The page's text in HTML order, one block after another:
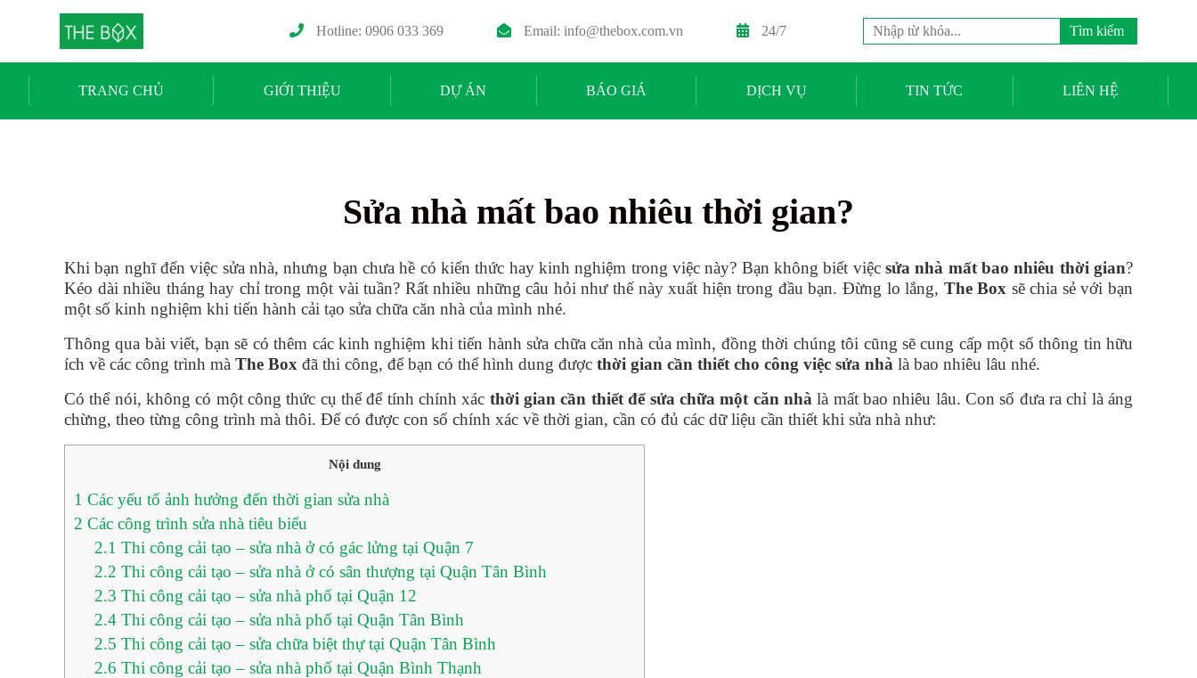
Hotline: 0906 033 369 Email:info@thebox.com.vn 24/7
Tìm
kiếm
cho:
TRANG CHỦ
GIỚI THIỆU DỰ ÁN BÁO GIÁ DỊCH VỤ TIN TỨC LIÊN HỆ
Sửa nhà mất bao nhiêu thời gian?
Khi bạn nghĩ đến việc sửa nhà, nhưng bạn chưa hề có kiến thức hay kinh nghiệm trong việc này? Bạn không biết việc sửa nhà mất bao nhiêu thời gian?
Kéo dài nhiều tháng hay chỉ trong một vài tuần? Rất nhiều những câu hỏi như thế này xuất hiện trong đầu bạn. Đừng lo lắng, The Box sẽ chia sẻ với bạn
một số kinh nghiệm khi tiến hành cải tạo sửa chữa căn nhà của mình nhé.
Thông qua bài viết, bạn sẽ có thêm các kinh nghiệm khi tiến hành sửa chữa căn nhà của mình, đồng thời chúng tôi cũng sẽ cung cấp một số thông tin hữu
ích về các công trình mà The Box đã thi công, để bạn có thể hình dung được thời gian cần thiết cho công việc sửa nhà là bao nhiêu lâu nhé.
Có thể nói, không có một công thức cụ thể để tính chính xác thời gian cần thiết để sửa chữa một căn nhàlà mất bao nhiêu lâu. Con số đưa ra chỉ là áng
chừng, theo từng công trình mà thôi. Để có được con số chính xác về thời gian, cần có đủ các dữ liệu cần thiết khi sửa nhà như:
Nội dung
1 Các yếu tố ảnh hưởng đến thời gian sửa nhà
2 Các công trình sửa nhà tiêu biểu
2.1 Thi công cải tạo – sửa nhà ở có gác lửng tại Quận 7
2.2 Thi công cải tạo – sửa nhà ở có sân thượng tại Quận Tân Bình
2.3 Thi công cải tạo – sửa nhà phố tại Quận 12
2.4Thi công cải tạo – sửa nhà phố tại Quận Tân Bình
2.5 Thi công cải tạo – sửa chữa biệt thự tại Quận Tân Bình
2.6 Thi công cải tạo – sửa nhà phố tại Quận Bình Thạnh